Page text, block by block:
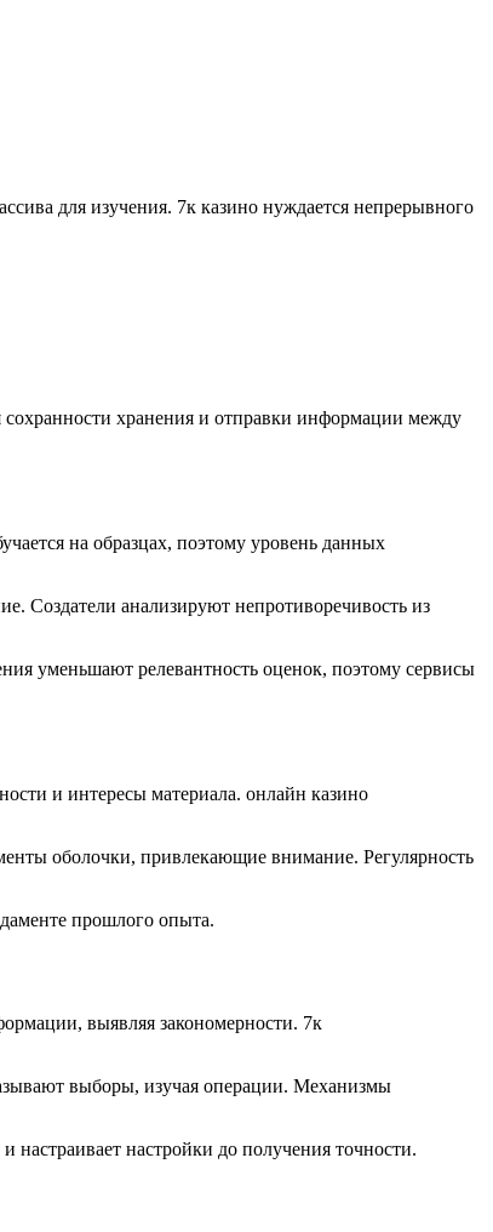
для изучения. 7к казино нуждается непрерывного
хранения и отправки информации между
на образцах, поэтому уровень данных
Создатели анализируют непротиворечивость из
уменьшают релевантность оценок, поэтому сервисы
и интересы материала. онлайн казино
оболочки, привлекающие внимание. Регулярность
прошлого опыта.
выявляя закономерности. 7к
выборы, изучая операции. Механизмы
настраивает настройки до получения точности.